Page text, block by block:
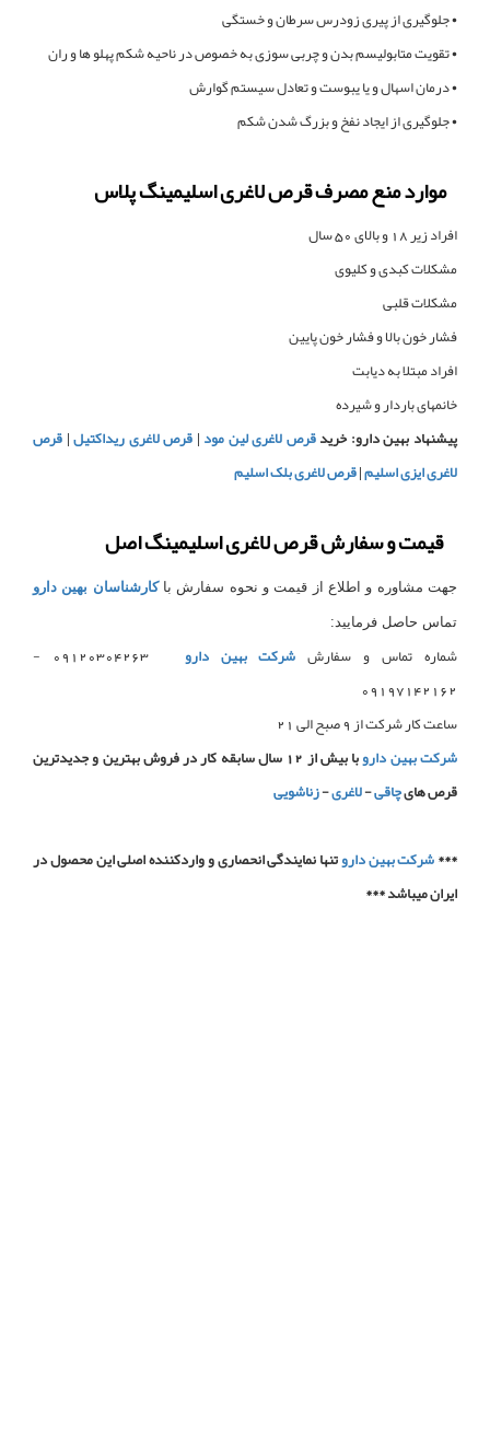
• جلوگیری از پیری زودرس سرطان و خستگی
• تقویت متابولیسم بدن و چربی سوزی به خصوص در ناحیه شکم پهلو ها و ران
• درمان اسهال و یا یبوست و تعادل سیستم گوارش
• جلوگیری از ایجاد نفخ و بزرگ شدن شکم
موارد منع مصرف قرص لاغری اسلیمینگ پلاس
افراد زیر 18 و بالای 50 سال
مشکلات کبدی و کلیوی
مشکلات قلبی
فشار خون بالا و فشار خون پایین
افراد مبتلا به دیابت
خانمهای باردار و شیرده
پیشنهاد بهین دارو:‌ خریدقرص لاغری لین مود|قرص لاغری ریداکتیل|قرص
لاغری ایزی اسلیم|قرص لاغری بلک اسلیم
قیمت و سفارش قرص لاغری اسلیمینگ اصل
جهت مشاوره و اطلاع از قیمت و نحوه سفارش باکارشناسان بهین دارو
تماس حاصل فرمایید:
شماره تماس و سفارش شرکت بهین دارو
09120304263 -
09197142162
ساعت کار شرکت از 9 صبح الی 21
شرکت بهین دارو
با بیش از 12 سال سابقه کار در فروش بهترین و جدیدترین
قرص هایچاقی-لاغری-زناشویی
***شرکت بهین داروتنها نمایندگی انحصاری و واردکننده اصلی این محصول در
ایران میباشد ***